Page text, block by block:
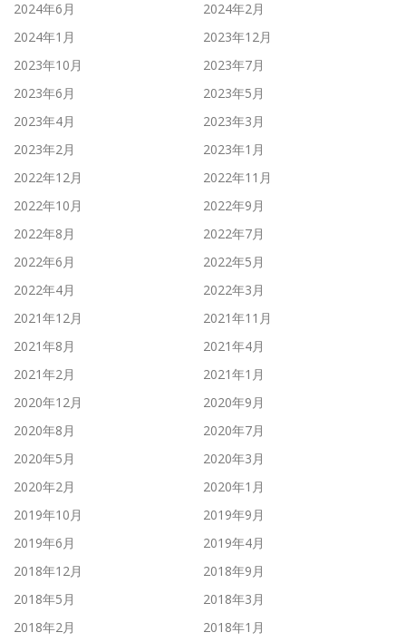
2024年6月
2024年2月
2024年1月
2023年12月
2023年10月
2023年7月
2023年6月
2023年5月
2023年4月
2023年3月
2023年2月
2023年1月
2022年12月
2022年11月
2022年10月
2022年9月
2022年8月
2022年7月
2022年6月
2022年5月
2022年4月
2022年3月
2021年12月
2021年11月
2021年8月
2021年4月
2021年2月
2021年1月
2020年12月
2020年9月
2020年8月
2020年7月
2020年5月
2020年3月
2020年2月
2020年1月
2019年10月
2019年9月
2019年6月
2019年4月
2018年12月
2018年9月
2018年5月
2018年3月
2018年2月
2018年1月